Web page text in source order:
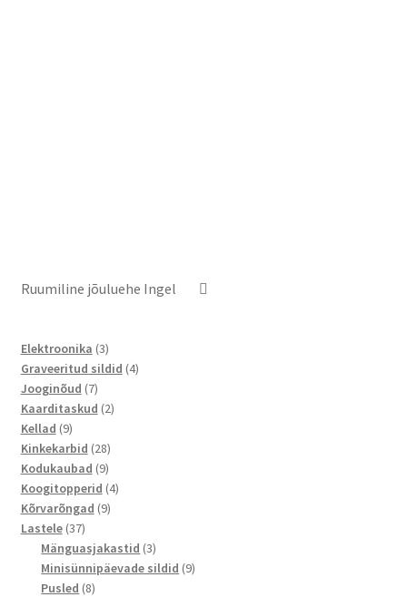
Ruumiline jõuluehe Ingel
Elektroonika 33
toodet
Graveeritud sildid 44
Jooginõud 77
toodet
Kaarditaskud 22
Kellad 99
toodet
Kinkekarbid 2828
toodet
Kodukaubad 99
toodet
Koogitopperid 44
Kõrvarõngad 99
Lastele 3737
toodet
Mänguasjakastid 33
toodet
Minisünnipäevade sildid 99
Pusled 88